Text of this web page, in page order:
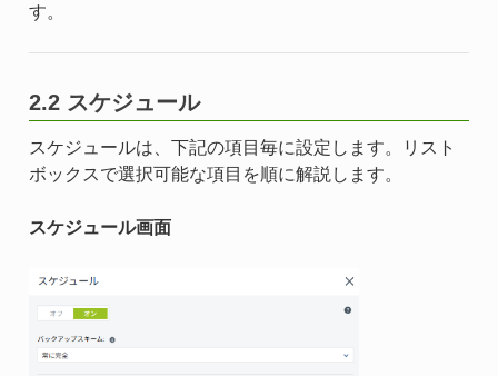
す。
2.2 スケジュール
スケジュールは、下記の項目毎に設定します。リスト
ボックスで選択可能な項目を順に解説します。
スケジュール画面